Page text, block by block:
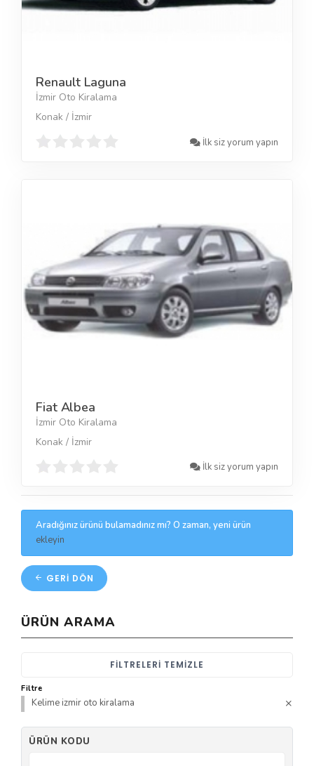
Renault Laguna
İzmir Oto Kiralama
Konak / İzmir
İlk siz yorum yapın
Fiat Albea
İzmir Oto Kiralama
Konak / İzmir
İlk siz yorum yapın
Aradığınız ürünü bulamadınız mı? O zaman, yeni ürün
ekleyin
GERI DÖN
ÜRÜN ARAMA
FILTRELERI TEMIZLE
Filtre
Kelime izmir oto kiralama
ÜRÜN KODU